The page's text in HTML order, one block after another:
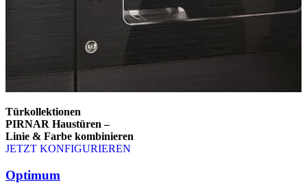
Türkollektionen
PIRNAR Haustüren –
Linie & Farbe kombinieren
JETZT KONFIGURIEREN
Optimum